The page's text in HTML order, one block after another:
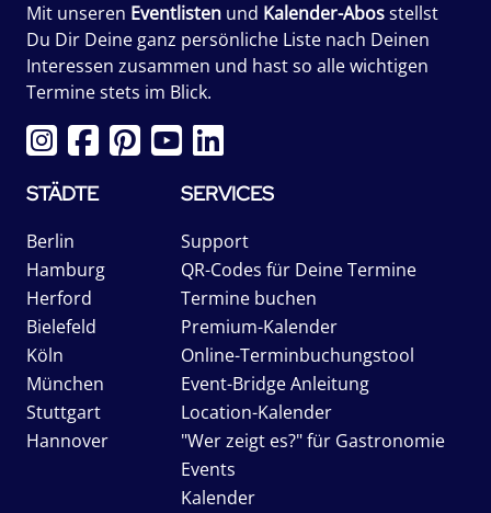
Mit unseren Eventlisten und Kalender-Abosstellst
Du Dir Deine ganz persönliche Liste nach Deinen
Interessen zusammen und hast so alle wichtigen
Termine stets im Blick.
STÄDTE
Berlin
Hamburg
Herford
Bielefeld
Köln
München
Stuttgart
Hannover
SERVICES
Support
QR-Codes für Deine Termine
Termine buchen
Premium-Kalender
Online-Terminbuchungstool
Event-Bridge Anleitung
Location-Kalender
"Wer zeigt es?" für Gastronomie
Events
Kalender